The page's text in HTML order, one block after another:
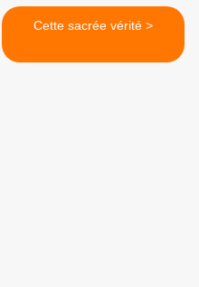
Cette sacrée vérité >